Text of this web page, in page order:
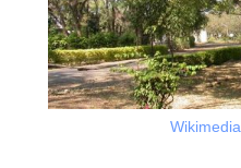
Wikimedia